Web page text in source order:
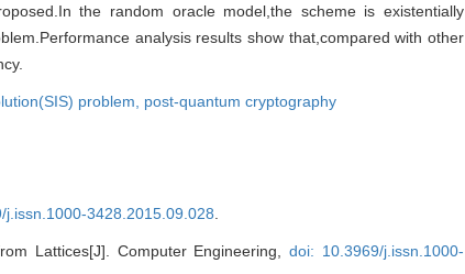
the random oracle model,the scheme is existentially
analysis results show that,compared with other
problem, post-quantum cryptography
j.issn.1000-3428.2015.09.028
Lattices[J]. Computer Engineering,doi: 10.3969/j.issn.1000-